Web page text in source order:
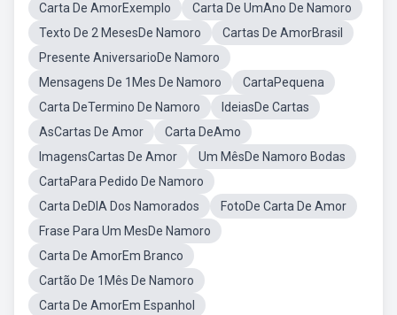
Carta De AmorExemplo
Carta De UmAno De Namoro
Texto De 2 MesesDe Namoro
Cartas De AmorBrasil
Presente AniversarioDe Namoro
Mensagens De 1Mes De Namoro
CartaPequena
Carta DeTermino De Namoro
IdeiasDe Cartas
AsCartas De Amor
Carta DeAmo
ImagensCartas De Amor
Um MêsDe Namoro Bodas
CartaPara Pedido De Namoro
Carta DeDIA Dos Namorados
FotoDe Carta De Amor
Frase Para Um MesDe Namoro
Carta De AmorEm Branco
Cartão De 1Mês De Namoro
Carta De AmorEm Espanhol